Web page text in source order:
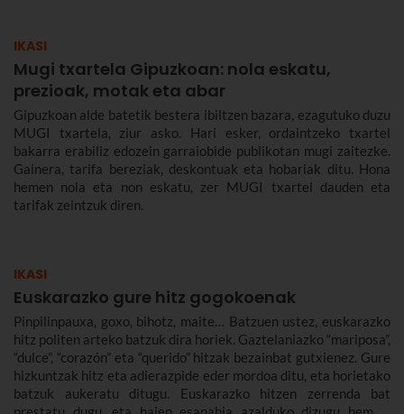
IKASI
Mugi txartela Gipuzkoan: nola eskatu,
prezioak, motak eta abar
Gipuzkoan alde batetik bestera ibiltzen bazara, ezagutuko duzu
MUGI txartela, ziur asko. Hari esker, ordaintzeko txartel
bakarra erabiliz edozein garraiobide publikotan mugi zaitezke.
Gainera, tarifa bereziak, deskontuak eta hobariak ditu. Hona
hemen nola eta non eskatu, zer MUGI txartel dauden eta
tarifak zeintzuk diren.
IKASI
Euskarazko gure hitz gogokoenak
Pinpilinpauxa, goxo, bihotz, maite… Batzuen ustez, euskarazko
hitz politen arteko batzuk dira horiek. Gaztelaniazko “mariposa”,
“dulce”, “corazón” eta “querido” hitzak bezainbat gutxienez. Gure
hizkuntzak hitz eta adierazpide eder mordoa ditu, eta horietako
batzuk aukeratu ditugu. Euskarazko hitzen zerrenda bat